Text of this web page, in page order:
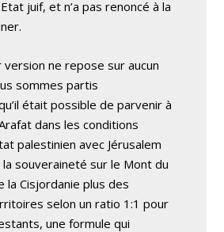
Etat juif, et n’a pas renoncé à la
version ne repose sur aucun
sommes partis
était possible de parvenir à
dans les conditions
palestinien avec Jérusalem
souveraineté sur le Mont du
la Cisjordanie plus des
selon un ratio 1:1 pour
une formule qui